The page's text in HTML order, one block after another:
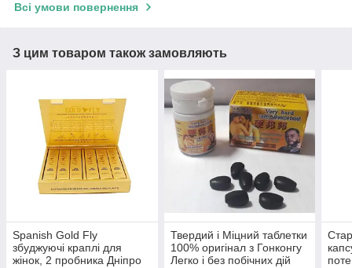
Всі умови повернення
З цим товаром також замовляють
Spanish Gold Fly
збуджуючі краплі для
жінок, 2 пробника Дніпро
Твердий і Міцний таблетки
100% оригінал з Гонконгу
Легко і без побічних дій